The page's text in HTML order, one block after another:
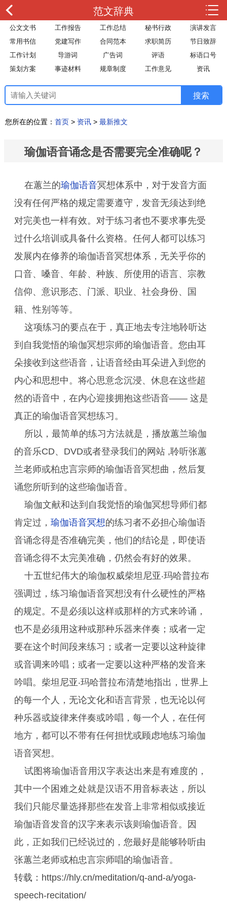
范文辞典
公文文书 工作报告 工作总结 秘书行政
演讲发言
常用书信
党建写作 合同范本 求职简历
节日致辞
工作计划
导游词 广告词 评语
标语口号
策划方案
事迹材料 规章制度 工作意见 资讯
您所在的位置： 首页 > 资讯 > 最新推文
瑜伽语音诵念是否需要完全准确呢？
在蕙兰的瑜伽语音冥想体系中，对于发音方面
没有任何严格的规定需要遵守，发音无须达到绝
对完美也一样有效。对于练习者也不要求事先受
过什么培训或具备什么资格。任何人都可以练习
发展内在修养的瑜伽语音冥想体系，无关乎你的
口音、嗓音、年龄、种族、所使用的语言、宗教
信仰、意识形态、门派、职业、社会身份、国
籍、性别等等。
这项练习的要点在于，真正地去专注地聆听达
到自我觉悟的瑜伽冥想宗师的瑜伽语音。您由耳
朵接收到这些语音，让语音经由耳朵进入到您的
内心和思想中。将心思意念沉浸、休息在这些超
然的语音中，在内心迎接拥抱这些语音—— 这是
真正的瑜伽语音冥想练习。
所以，最简单的练习方法就是，播放蕙兰瑜伽
的音乐CD、DVD或者登录我们的网站 ,聆听张蕙
兰老师或柏忠言宗师的瑜伽语音冥想曲，然后复
诵您所听到的这些瑜伽语音。
瑜伽文献和达到自我觉悟的瑜伽冥想导师们都
肯定过， 瑜伽语音冥想的练习者不必担心瑜伽语
音诵念得是否准确完美，他们的结论是，即使语
音诵念得不太完美准确，仍然会有好的效果。
十五世纪伟大的瑜伽权威柴坦尼亚‧玛哈普拉布
强调过，练习瑜伽语音冥想没有什么硬性的严格
的规定。不是必须以这样或那样的方式来吟诵，
也不是必须用这种或那种乐器来伴奏；或者一定
要在这个时间段来练习；或者一定要以这种旋律
或音调来吟唱；或者一定要以这种严格的发音来
吟唱。柴坦尼亚‧玛哈普拉布清楚地指出，世界上
的每一个人，无论文化和语言背景，也无论以何
种乐器或旋律来伴奏或吟唱，每一个人，在任何
地方，都可以不带有任何担忧或顾虑地练习瑜伽
语音冥想。
试图将瑜伽语音用汉字表达出来是有难度的，
其中一个困难之处就是汉语不用音标表达，所以
我们只能尽量选择那些在发音上非常相似或接近
瑜伽语音发音的汉字来表示该则瑜伽语音。因
此，正如我们已经说过的，您最好是能够聆听由
张蕙兰老师或柏忠言宗师唱的瑜伽语音。
转载：https://hly.cn/meditation/q-and-a/yoga-
speech-recitation/